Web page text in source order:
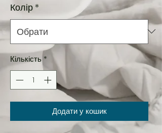
Колір *
Кількість *
Додати у кошик